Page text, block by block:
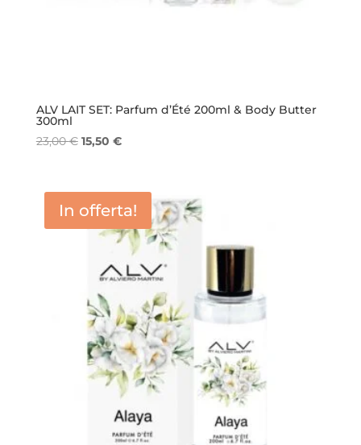
ALV LAIT SET: Parfum d’Été 200ml & Body Butter
300ml
23,00€ Il
era:
23,00 €.
15,50 €Il
è:
15,50 €.
In offerta!